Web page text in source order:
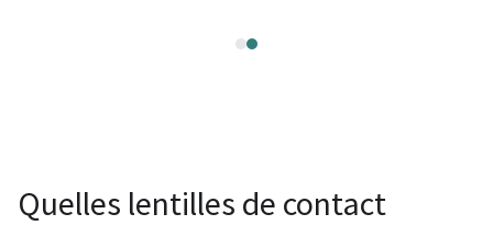
Quelles lentilles de contact